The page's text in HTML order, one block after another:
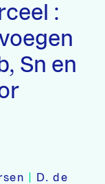
:
Sn en
D. de